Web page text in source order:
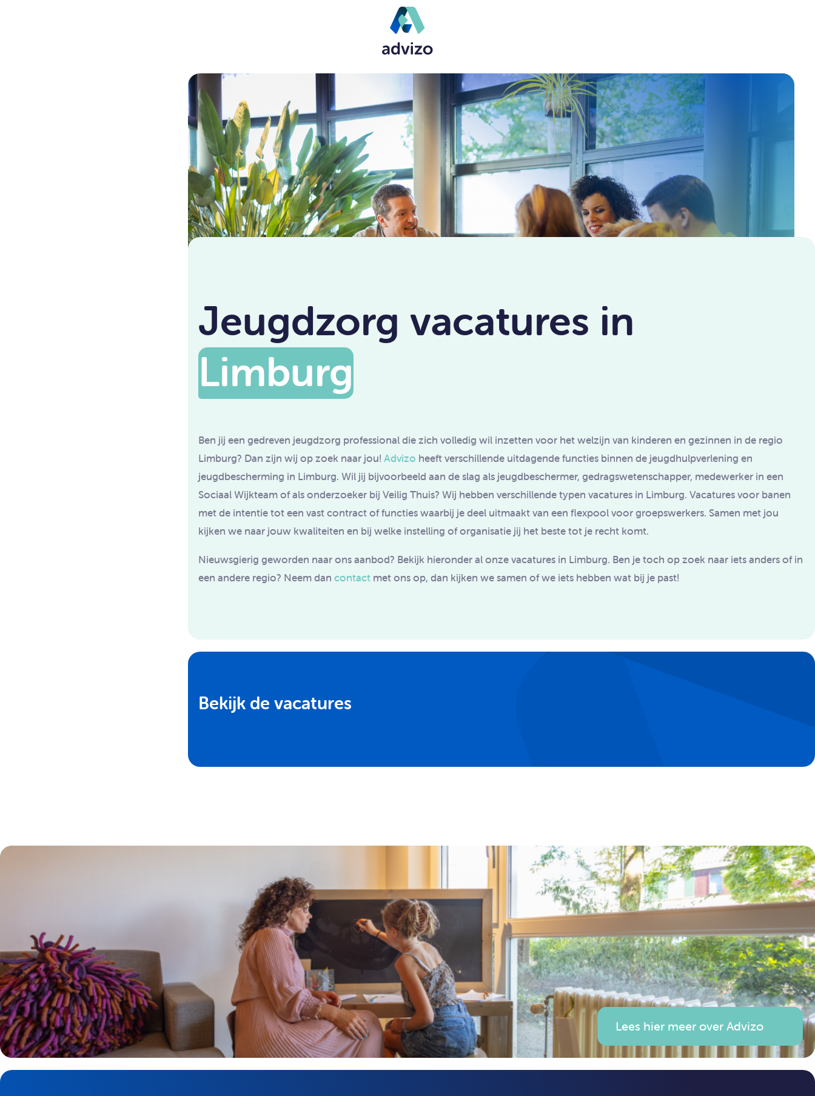
Jeugdzorg vacatures in
Limburg
Ben jij een gedreven jeugdzorg professional die zich volledig wil inzetten voor het welzijn van kinderen en gezinnen in de regio
Limburg? Dan zijn wij op zoek naar jou! Advizo heeft verschillende uitdagende functies binnen de jeugdhulpverlening en
jeugdbescherming in Limburg. Wil jij bijvoorbeeld aan de slag als jeugdbeschermer, gedragswetenschapper, medewerker in een
Sociaal Wijkteam of als onderzoeker bij Veilig Thuis? Wij hebben verschillende typen vacatures in Limburg. Vacatures voor banen
met de intentie tot een vast contract of functies waarbij je deel uitmaakt van een flexpool voor groepswerkers. Samen met jou
kijken we naar jouw kwaliteiten en bij welke instelling of organisatie jij het beste tot je recht komt.
Nieuwsgierig geworden naar ons aanbod? Bekijk hieronder al onze vacatures in Limburg. Ben je toch op zoek naar iets anders of in
een andere regio? Neem dan contact met ons op, dan kijken we samen of we iets hebben wat bij je past!
Bekijk de vacatures
Lees hier meer over Advizo